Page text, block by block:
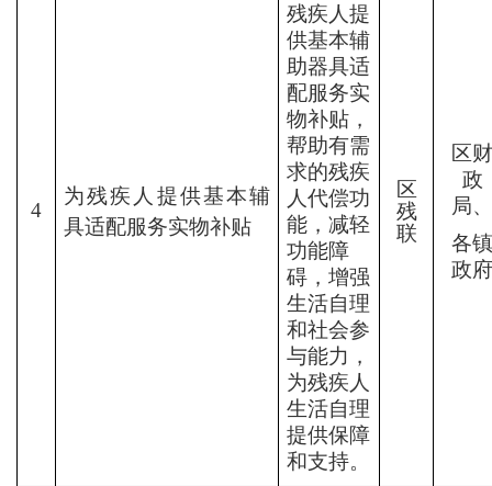
4
为残疾人提供基本辅
具适配服务实物补贴
残疾人提
供基本辅
助器具适
配服务实
物补贴，
帮助有需
求的残疾
人代偿功
能，减轻
功能障
碍，增强
生活自理
和社会参
与能力，
为残疾人
生活自理
提供保障
和支持。
区
残
联
区财
政
局、
各镇
政府